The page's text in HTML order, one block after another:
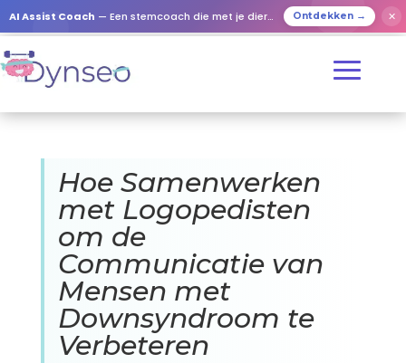
AI Assist Coach — Een stemcoach die met je dierbaren speelt Ontdekken → ✕
Hoe Samenwerken
met Logopedisten
om de
Communicatie van
Mensen met
Downsyndroom te
Verbeteren